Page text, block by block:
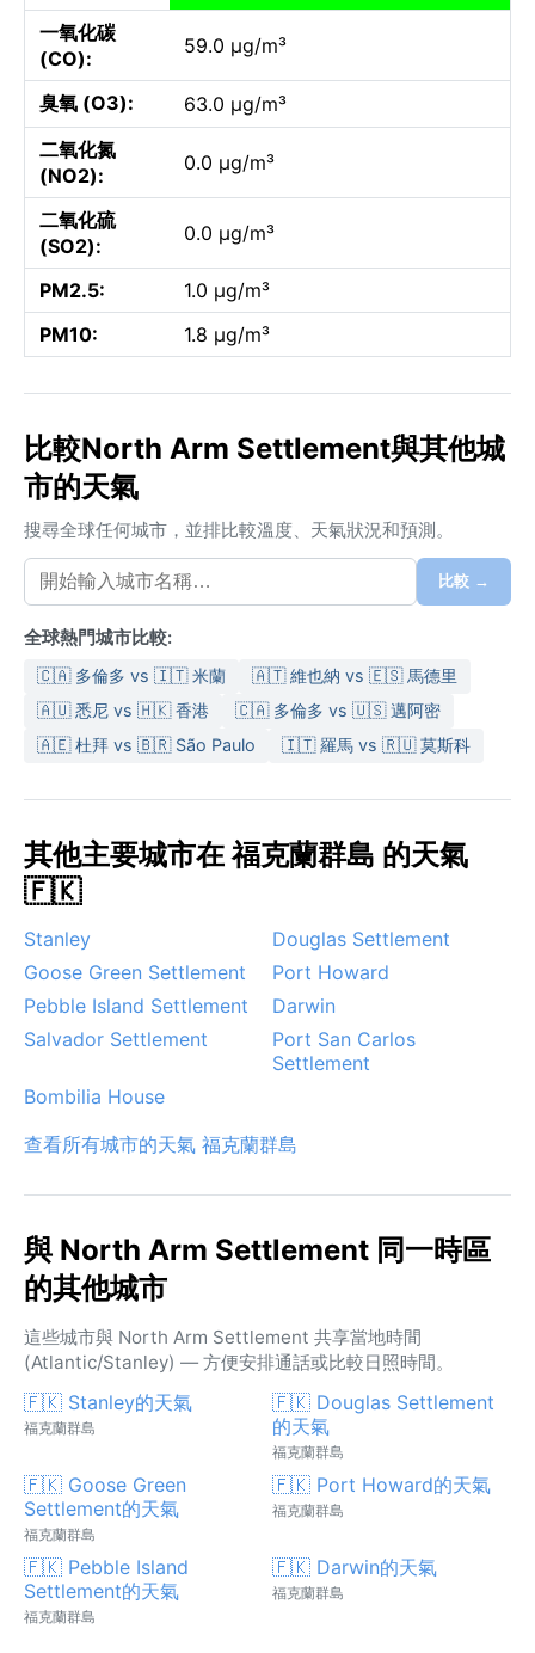
一氧化碳
(CO):
59.0 µg/m³
臭氧 (O3):
63.0 µg/m³
二氧化氮
(NO2):
0.0 µg/m³
二氧化硫
(SO2):
0.0 µg/m³
PM2.5:
1.0 µg/m³
PM10:
1.8 µg/m³
比較North Arm Settlement與其他城
市的天氣
搜尋全球任何城市，並排比較溫度、天氣狀況和預測。
比較 →
全球熱門城市比較:
🇨🇦 多倫多 vs 🇮🇹 米蘭
🇦🇹 維也納 vs 🇪🇸 馬德里
🇦🇺 悉尼 vs 🇭🇰 香港
🇨🇦 多倫多 vs 🇺🇸 邁阿密
🇦🇪 杜拜 vs 🇧🇷 São Paulo
🇮🇹 羅馬 vs 🇷🇺 莫斯科
其他主要城市在 福克蘭群島 的天氣
🇫🇰
Stanley
Douglas Settlement
Goose Green Settlement
Port Howard
Pebble Island Settlement
Darwin
Salvador Settlement
Port San Carlos
Settlement
Bombilia House
查看所有城市的天氣 福克蘭群島
與 North Arm Settlement 同一時區
的其他城市
這些城市與 North Arm Settlement 共享當地時間
(Atlantic/Stanley) — 方便安排通話或比較日照時間。
🇫🇰 Stanley的天氣
福克蘭群島
🇫🇰 Douglas Settlement
的天氣
福克蘭群島
🇫🇰 Goose Green
Settlement的天氣
福克蘭群島
🇫🇰 Port Howard的天氣
福克蘭群島
🇫🇰 Pebble Island
Settlement的天氣
福克蘭群島
🇫🇰 Darwin的天氣
福克蘭群島